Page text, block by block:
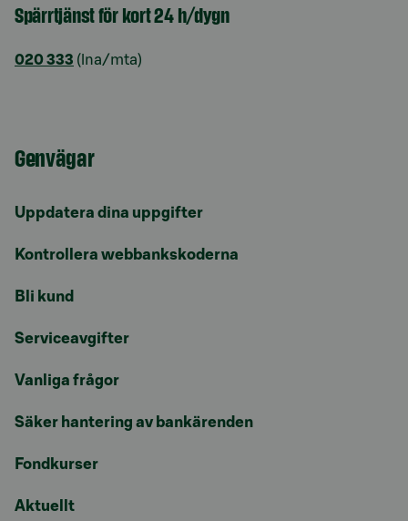
Spärrtjänst för kort 24 h/dygn
020 333 (lna/mta)
Genvägar
Uppdatera dina uppgifter
Kontrollera webbankskoderna
Bli kund
Serviceavgifter
Vanliga frågor
Säker hantering av bankärenden
Fondkurser
Aktuellt